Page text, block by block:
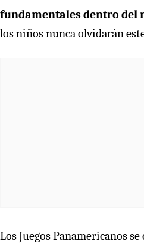
fundamentales dentro del
los niños nunca olvidarán
Los Juegos Panamericanos